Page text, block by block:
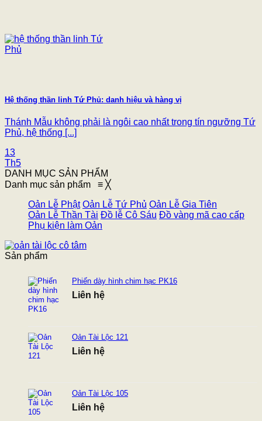
Hệ thống thần linh Tứ Phủ: danh hiệu và hàng vị
Thánh Mẫu không phải là ngôi cao nhất trong tín ngưỡng Tứ
Phủ, hệ thống [...]
13
Th5
DANH MỤC SẢN PHẨM
Danh mục sản phẩm ≡ ╳
Oản Lễ Phật Oản Lễ Tứ Phủ Oản Lễ Gia Tiên
Oản Lễ Thần Tài Đồ lễ Cô Sáu Đồ vàng mã cao cấp
Phụ kiện làm Oản
Sản phẩm
Phiến dày hình chim hạc PK16
Liên hệ
Oản Tài Lộc 121
Liên hệ
Oản Tài Lộc 105
Liên hệ